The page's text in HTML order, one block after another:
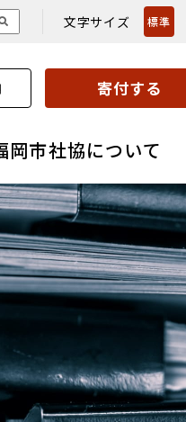
文字サイズ 標準
寄付する
岡市社協について